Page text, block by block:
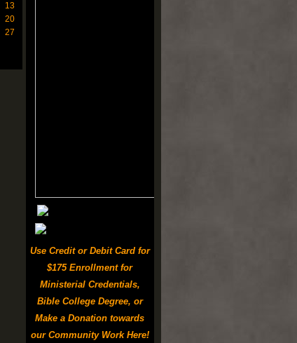
13
20
27
Use Credit or Debit Card for
$175 Enrollment for
Ministerial Credentials,
Bible College Degree, or
Make a Donation towards
our Community Work Here!